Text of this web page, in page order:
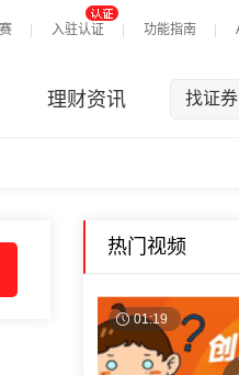
入驻认证 功能指南
理财资讯 找证
热门视频
01:19